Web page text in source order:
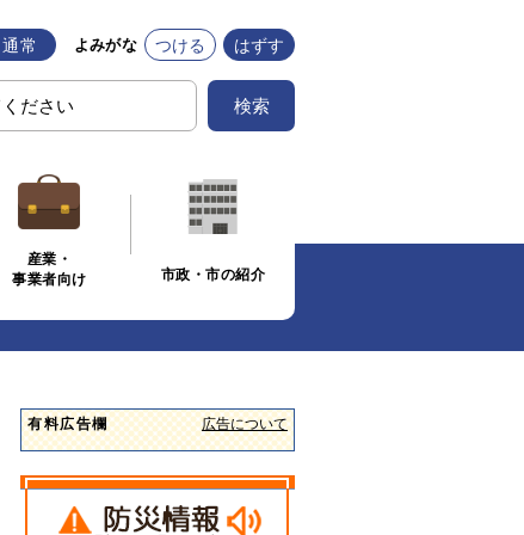
通常 よみがな つける はずす
検索
産業・
事業者向け
市政・市の紹介
有料広告欄 広告について